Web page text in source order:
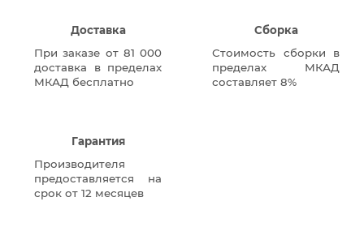
Доставка
При заказе от 81 000
доставка в пределах
МКАД бесплатно
Сборка
Стоимость сборки в
пределах МКАД
составляет 8%
Гарантия
Производителя
предоставляется на
срок от 12 месяцев